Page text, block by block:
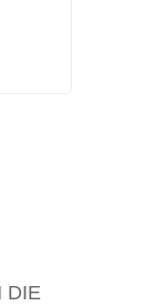
DIE